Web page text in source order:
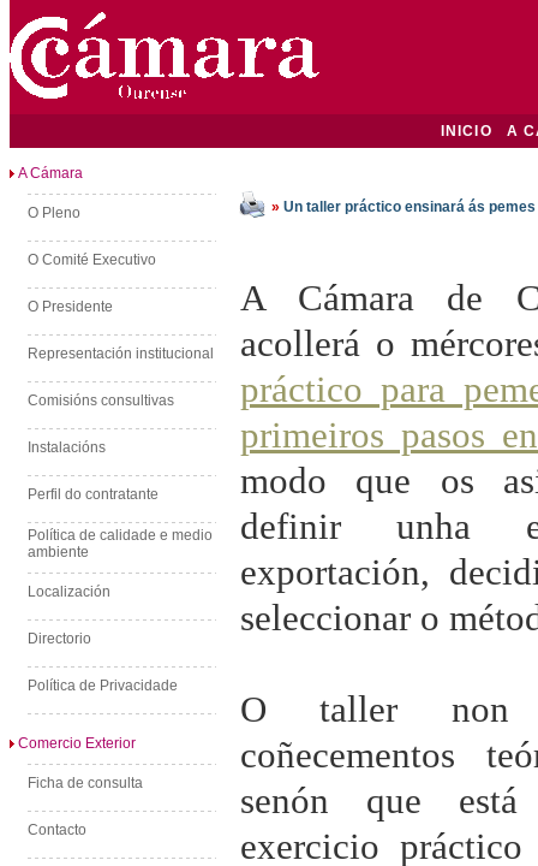
INICIO A
A Cámara
O Pleno
O Comité Executivo
O Presidente
Representación institucional
Comisións consultivas
Instalacións
Perfil do contratante
Política de calidade e medio
ambiente
Localización
Directorio
Política de Privacidade
Comercio Exterior
Ficha de consulta
Contacto
» Un taller práctico ensinará ás
A Cámara de
acollerá o
práctico para
primeiros pasos
modo que os
definir unha
exportación,
seleccionar o
O taller non
coñecementos
senón que
exercicio